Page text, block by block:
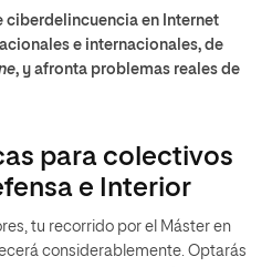
ciberdelincuencia en Internet
e internacionales, de
, y afronta problemas reales de
para colectivos
e Interior
tu recorrido por el Máster en
considerablemente. Optarás